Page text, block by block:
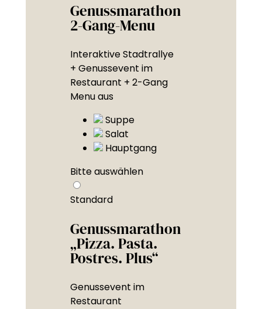
Genussmarathon
2-Gang-Menu
Interaktive Stadtrallye
+ Genussevent im
Restaurant + 2-Gang
Menu aus
Suppe
Salat
Hauptgang
Bitte auswählen
Standard
Genussmarathon
„Pizza. Pasta.
Postres. Plus“
Genussevent im
Restaurant